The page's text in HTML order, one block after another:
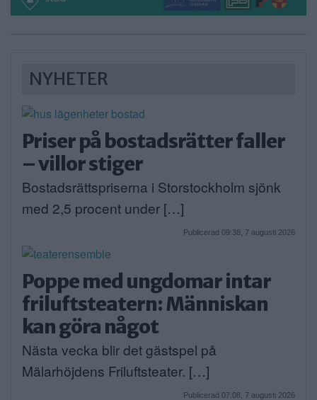
NYHETER
Priser på bostadsrätter faller
– villor stiger
Bostadsrättspriserna i Storstockholm sjönk
med 2,5 procent under […]
Publicerad 09:38, 7 augusti 2026
Poppe med ungdomar intar
friluftsteatern: Människan
kan göra något
Nästa vecka blir det gästspel på
Mälarhöjdens Friluftsteater. […]
Publicerad 07:08, 7 augusti 2026